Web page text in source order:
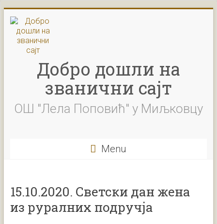
to
content
Добро дошли на
званични сајт
ОШ "Лела Поповић" у Миљковцу
Menu
15.10.2020. Светски дан жена
из руралних подручја